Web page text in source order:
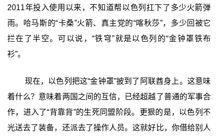
2011年投入使用以来，不知道帮以色列扛下了多少火箭弹
雨。哈马斯的“卡桑”火箭、真主党的“喀秋莎”，多少回被它
拦在了半空。可以说，“铁穹”就是以色列的“金钟罩铁布
衫”。
现在，以色列把这“金钟罩”披到了阿联酋身上。这意味
着什么？意味着两国之间的互信，已经超越了普通的军事合
作，进入了“背靠背”的生死同盟阶段。更狠的是，以色列不
光送去了装备，还派去了操作人员。这就好比，你借给别人